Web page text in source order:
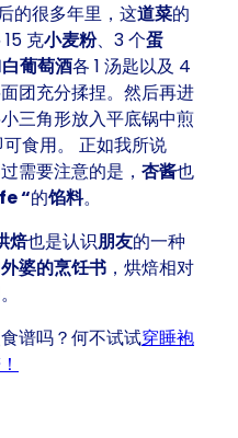
的很多年里，这道菜的
克小麦粉、3 个蛋
白葡萄酒各 1 汤匙以及 4
团充分揉捏。然后再进
三角形放入平底锅中煎
可食用。 正如我所说
需要注意的是， 杏酱也
“的馅料。
焙也是认识朋友的一种
外婆的烹饪书 ，烘焙相对
谱吗？何不试试穿睡袍